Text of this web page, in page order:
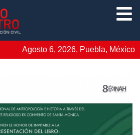
Agosto 6, 2026, Puebla, México